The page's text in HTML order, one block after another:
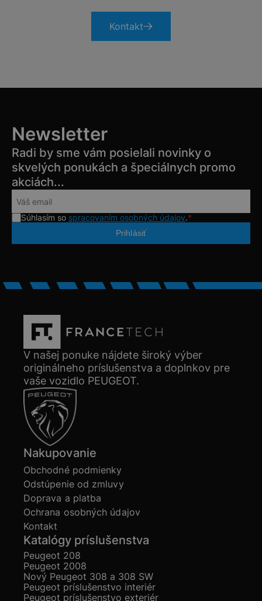
Kontakt
Newsletter
Radi by sme vám posielali novinky o
skvelých ponukách a špeciálnych promo
akciách...
Súhlasím so spracovaním osobných údajov.*
V našej ponuke nájdete široký výber
originálneho príslušenstva a doplnkov pre
vaše vozidlo PEUGEOT.
Nakupovanie
Obchodné podmienky
Odstúpenie od zmluvy
Doprava a platba
Ochrana osobných údajov
Kontakt
Katalógy príslušenstva
Peugeot 208
Peugeot 2008
Nový Peugeot 308 a 308 SW
Peugeot príslušenstvo interiér
Peugeot príslušenstvo exteriér